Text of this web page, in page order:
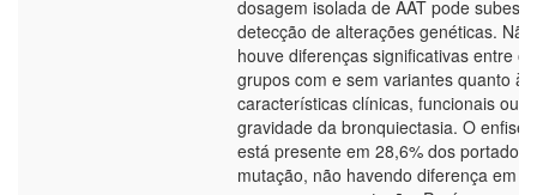
dosagem isolada de AAT pode
detecção de alterações genéticas. Não
houve diferenças significativas entre os
grupos com e sem variantes quanto às
características clínicas, funcionais ou à
gravidade da bronquiectasia. O
está presente em 28,6% dos
mutação, não havendo diferença em